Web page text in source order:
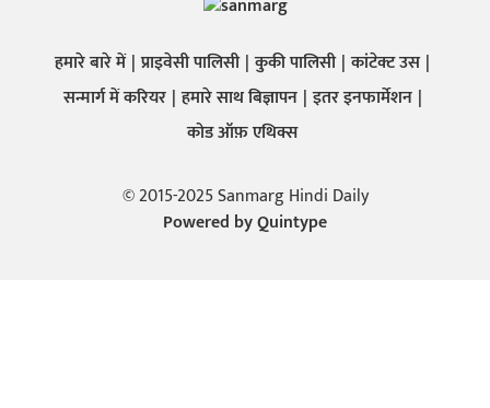
हमारे बारे में प्राइवेसी पालिसी कुकी पालिसी कांटेक्ट उस
सन्मार्ग में करियर हमारे साथ बिज्ञापन इतर इनफार्मेशन
कोड ऑफ़ एथिक्स
© 2015-2025 Sanmarg Hindi Daily
Powered byQuintype